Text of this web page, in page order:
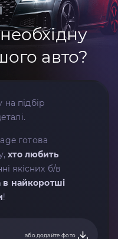
авто?
на підбір
готова
хто любить
якісних б/в
в найкоротші
!
або додайте фото